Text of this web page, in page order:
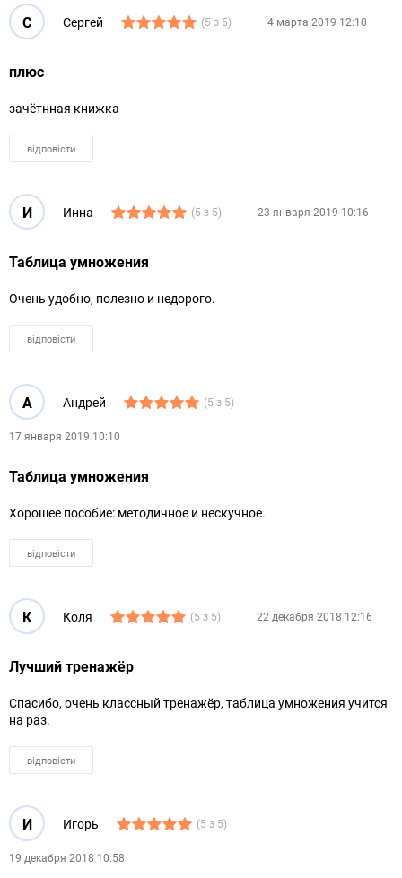
С Сергей (5 з 5) 4 марта 2019 12:10
плюс
зачётнная книжка
відповісти
И Инна (5 з 5) 23 января 2019 10:16
Таблица умножения
Очень удобно, полезно и недорого.
відповісти
А Андрей (5 з 5)
17 января 2019 10:10
Таблица умножения
Хорошее пособие: методичное и нескучное.
відповісти
К Коля (5 з 5) 22 декабря 2018 12:16
Лучший тренажёр
Спасибо, очень классный тренажёр, таблица умножения учится
на раз.
відповісти
И Игорь (5 з 5)
19 декабря 2018 10:58